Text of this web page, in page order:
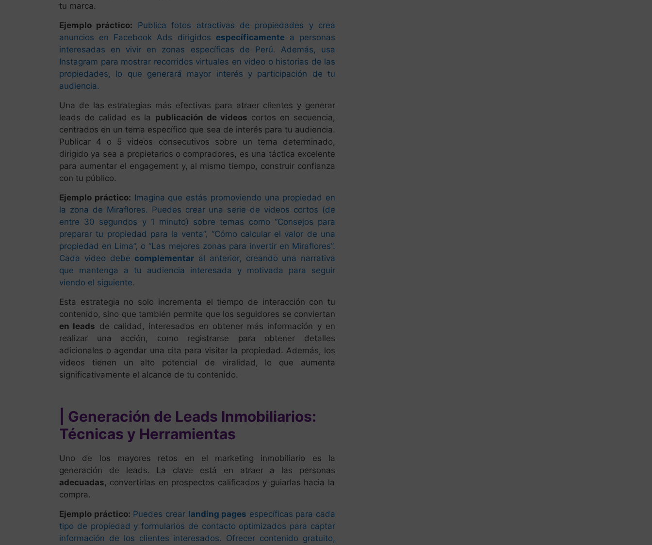
tu marca.
Ejemplo práctico:
Publica fotos atractivas de propiedades y crea
anuncios en Facebook Ads dirigidos específicamentea personas
interesadas en vivir en zonas específicas de Perú. Además, usa
Instagram para mostrar recorridos virtuales en video o historias de las
propiedades, lo que generará mayor interés y participación de tu
audiencia.
Una de las estrategias más efectivas para atraer clientes y generar
leads de calidad es la publicación de videos cortos en secuencia,
centrados en un tema específico que sea de interés para tu audiencia.
Publicar 4 o 5 videos consecutivos sobre un tema determinado,
dirigido ya sea a propietarios o compradores, es una táctica excelente
para aumentar el engagement y, al mismo tiempo, construir confianza
con tu público.
Ejemplo práctico: Imagina que estás promoviendo una propiedad en
la zona de Miraflores. Puedes crear una serie de videos cortos (de
entre 30 segundos y 1 minuto) sobre temas como “Consejos para
preparar tu propiedad para la venta”, “Cómo calcular el valor de una
propiedad en Lima”, o “Las mejores zonas para invertir en Miraflores”.
Cada video debe complementar al anterior, creando una narrativa
que mantenga a tu audiencia interesada y motivada para seguir
viendo el siguiente.
Esta estrategia no solo incrementa el tiempo de interacción con tu
contenido, sino que también permite que los seguidores se conviertan
en leads de calidad, interesados en obtener más información y en
realizar una acción, como registrarse para obtener detalles
adicionales o agendar una cita para visitar la propiedad. Además, los
videos tienen un alto potencial de viralidad, lo que aumenta
significativamente el alcance de tu contenido.
| Generación de Leads Inmobiliarios:
Técnicas y Herramientas
Uno de los mayores retos en el marketing inmobiliario es la
generación de leads. La clave está en atraer a las personas
adecuadas, convertirlas en prospectos calificados y guiarlas hacia la
compra.
Ejemplo práctico: Puedes crear landing pages específicas para cada
tipo de propiedad y formularios de contacto optimizados para captar
información de los clientes interesados. Ofrecer contenido gratuito,